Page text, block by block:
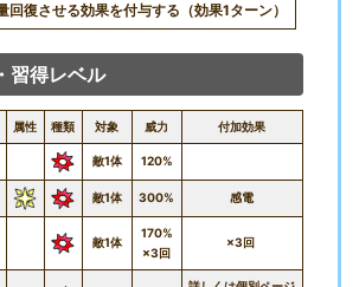
回復させる効果を付与する（効果1ターン）
習得レベル
属性 種類 対象 威力 付加効果
敵1体 120%
敵1体 300% 感電
敵1体
170%
×3回
×3回